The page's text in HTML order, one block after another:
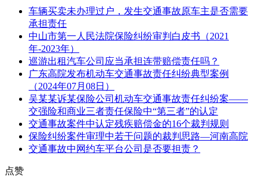
车辆买卖未办理过户，发生交通事故原车主是否需要
承担责任
中山市第一人民法院保险纠纷审判白皮书（2021
年-2023年）
巡游出租汽车公司应当承担连带赔偿责任吗？
广东高院发布机动车交通事故责任纠纷典型案例
（2024年07月08日）
吴某某诉某保险公司机动车交通事故责任纠纷案——
交强险和商业三者责任保险中“第三者”的认定
交通事故案件中认定残疾赔偿金的16个裁判规则
保险纠纷案件审理中若干问题的裁判思路—河南高院
交通事故中网约车平台公司是否要担责？
点赞